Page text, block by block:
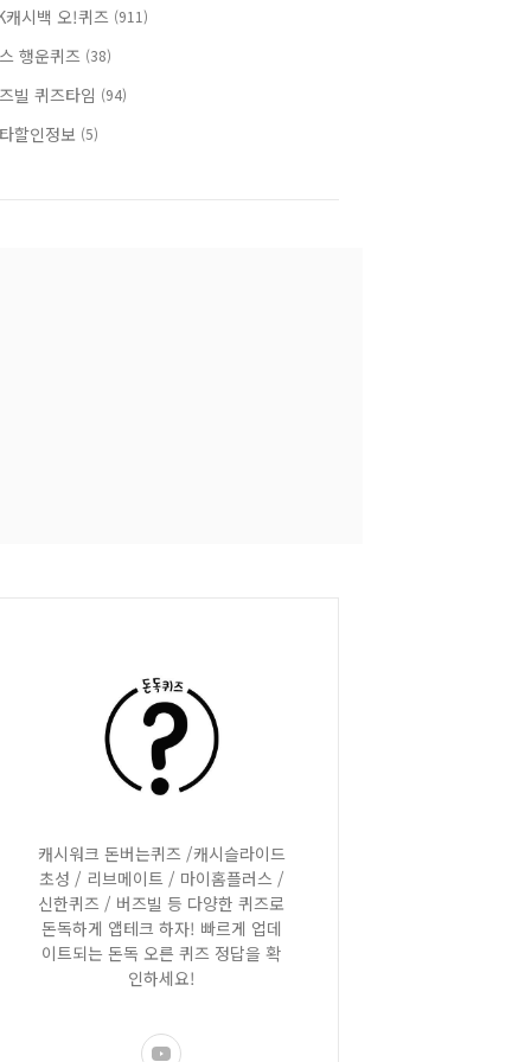
캐시백 오!퀴즈 (911)
행운퀴즈 (38)
빌 퀴즈타임 (94)
할인정보 (5)
캐시워크 돈버는퀴즈 /캐시슬라이드
초성 / 리브메이트 / 마이홈플러스 /
신한퀴즈 / 버즈빌 등 다양한 퀴즈로
돈독하게 앱테크 하자! 빠르게 업데
이트되는 돈독 오른 퀴즈 정답을 확
인하세요!